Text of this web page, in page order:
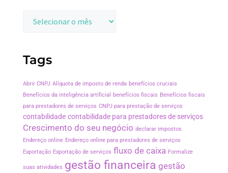
Tags
Abrir CNPJ Alíquota de imposto de renda benefícios cruciais
Benefícios da inteligência artificial
benefícios fiscais Benefícios fiscais
para prestadores de serviços CNPJ para prestação de serviços
contabilidade contabilidade para prestadores de serviços
Crescimento do seu negócio declarar impostos
Endereço online Endereço online para prestadores de serviços
Exportação Exportação de serviços fluxo de caixa Formalize
suas atividades gestão financeira gestão